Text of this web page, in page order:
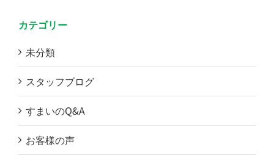
カテゴリー
未分類
スタッフブログ
すまいのQ&A
お客様の声